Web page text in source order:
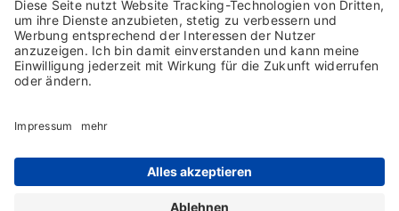
Markenpartner